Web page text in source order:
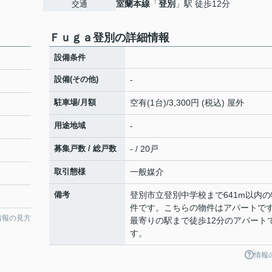
交通 室蘭本線 「登別 」駅 徒歩12分
報の見方
Ｆｕｇａ登別の詳細情報
設備条件
設備(その他) -
駐車場/月額 空有(1台)/3,300円 (税込) 屋外
用途地域 -
募集戸数 / 総戸数 - / 20戸
取引態様 一般媒介
備考
登別市立登別中学校まで641m以内
件です。こちらの物件はアパートで
最寄りの駅まで徒歩12分のアパート
す。
情報